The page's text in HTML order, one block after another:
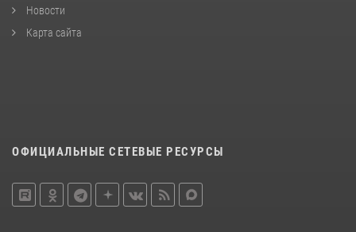
Новости
Карта сайта
ОФИЦИАЛЬНЫЕ СЕТЕВЫЕ РЕСУРСЫ